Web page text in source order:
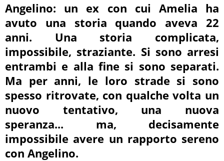
Angelino: un ex con cui Amelia ha
avuto una storia quando aveva 22
anni. Una storia complicata,
impossibile, straziante. Si sono arresi
entrambi e alla fine si sono separati.
Ma per anni, le loro strade si sono
spesso ritrovate, con qualche volta un
nuovo tentativo, una nuova
speranza... ma, decisamente
impossibile avere un rapporto sereno
con Angelino.